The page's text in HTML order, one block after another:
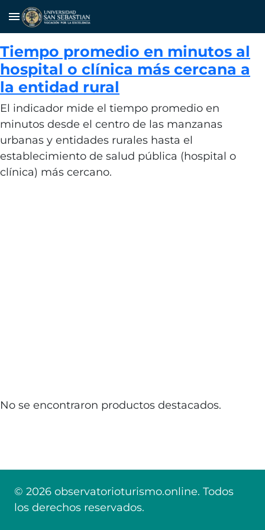
menu
Tiempo promedio en minutos al
hospital o clínica más cercana a
la entidad rural
El indicador mide el tiempo promedio en
minutos desde el centro de las manzanas
urbanas y entidades rurales hasta el
establecimiento de salud pública (hospital o
clínica) más cercano.
No se encontraron productos destacados.
© 2026 observatorioturismo.online. Todos
los derechos reservados.